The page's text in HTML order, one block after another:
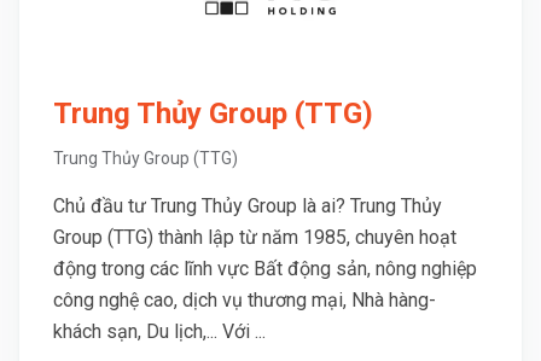
Trung Thủy Group (TTG)
Trung Thủy Group (TTG)
Chủ đầu tư Trung Thủy Group là ai? Trung Thủy
Group (TTG) thành lập từ năm 1985, chuyên hoạt
động trong các lĩnh vực Bất động sản, nông nghiệp
công nghệ cao, dịch vụ thương mại, Nhà hàng-
khách sạn, Du lịch,... Với ...